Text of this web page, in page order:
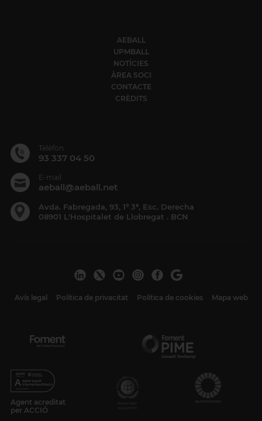
AEBALL
UPMBALL
NOTÍCIES
ÀREA SOCI
CONTACTE
CRÈDITS
Telèfon
93 337 04 50
E-mail
aeball@aeball.net
Avda. Fabregada, 93, 1º 3ª, Esc. Derecha
08901 L'Hospitalet de Llobregat . BCN
Avís legal Política de privacitat Política de cookies Mapa web
Agent acreditat
per ACCIÓ